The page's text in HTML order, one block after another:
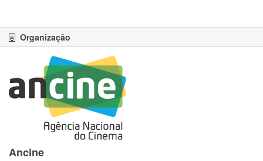
Organização
Ancine